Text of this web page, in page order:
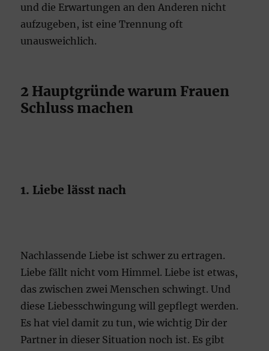
und die Erwartungen an den Anderen nicht
aufzugeben, ist eine Trennung oft
unausweichlich.
2 Hauptgründe warum Frauen
Schluss machen
1. Liebe lässt nach
Nachlassende Liebe ist schwer zu ertragen.
Liebe fällt nicht vom Himmel. Liebe ist etwas,
das zwischen zwei Menschen schwingt. Und
diese Liebesschwingung will gepflegt werden.
Es hat viel damit zu tun, wie wichtig Dir der
Partner in dieser Situation noch ist. Es gibt